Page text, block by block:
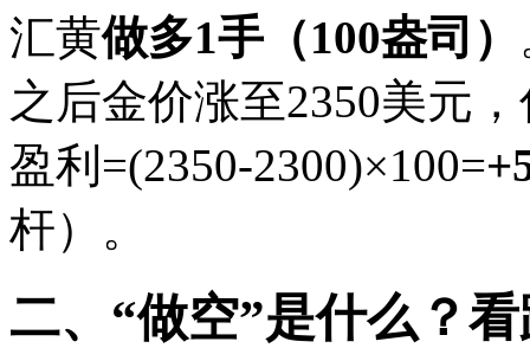
汇黄做多1手（100盎司）
之后金价涨至2350美元
盈利=(2350-2300)×100=
杆）。
二、“做空”是什么？